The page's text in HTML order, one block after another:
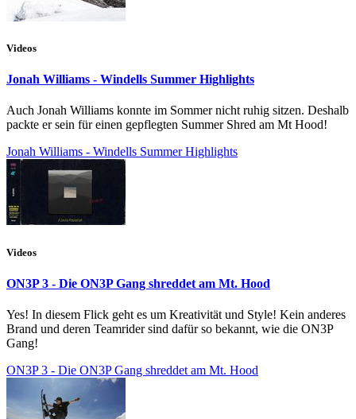
Videos
Jonah Williams - Windells Summer Highlights
Auch Jonah Williams konnte im Sommer nicht ruhig sitzen. Deshalb
packte er sein für einen gepflegten Summer Shred am Mt Hood!
Jonah Williams - Windells Summer Highlights
Videos
ON3P 3 - Die ON3P Gang shreddet am Mt. Hood
Yes! In diesem Flick geht es um Kreativität und Style! Kein anderes
Brand und deren Teamrider sind dafür so bekannt, wie die ON3P
Gang!
ON3P 3 - Die ON3P Gang shreddet am Mt. Hood